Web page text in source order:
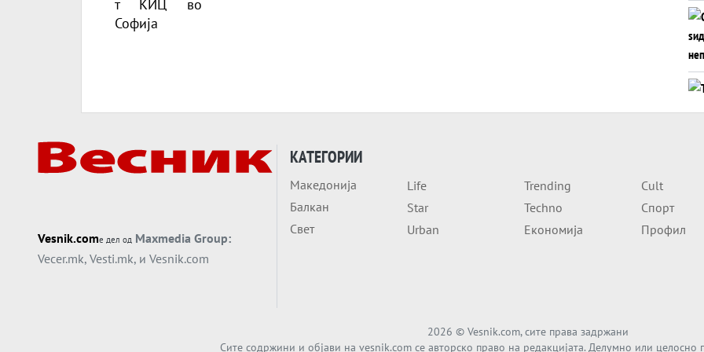
Vesnik.comе дел од Maxmedia Group:
Vecer.mk, Vesti.mk, и Vesnik.com
КАТЕГОРИИ
Македонија
Балкан
Свет
Life
Star
Urban
Trending
Techno
Економија
Cult
Спорт
Профил
2026 © Vesnik.com, сите права задржани
Сите содржини и објави на vesnik.com се авторско право на редакцијата. Делумно или целосно